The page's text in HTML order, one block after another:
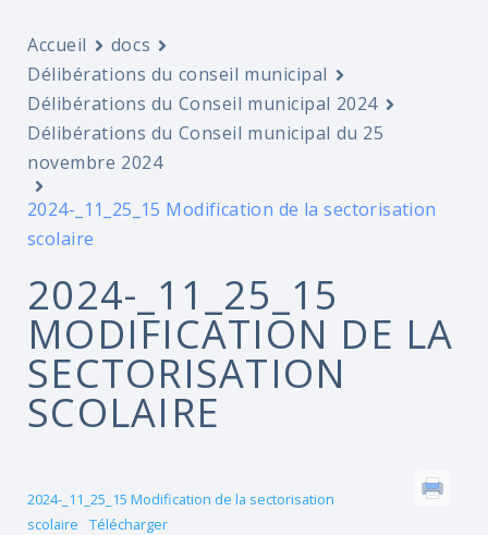
Accueil
docs
Délibérations du conseil municipal
Délibérations du Conseil municipal 2024
Délibérations du Conseil municipal du 25
novembre 2024
2024-_11_25_15 Modification de la sectorisation
scolaire
2024-_11_25_15
MODIFICATION DE LA
SECTORISATION
SCOLAIRE
2024-_11_25_15 Modification de la sectorisation
scolaire
Télécharger